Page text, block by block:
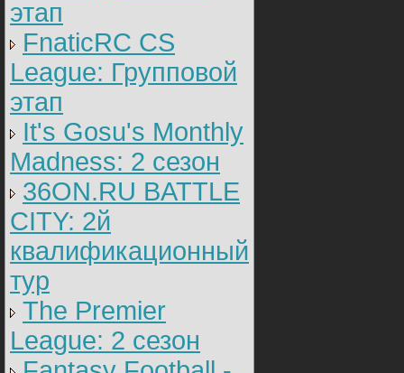
этап
FnaticRC CS
League: Групповой
этап
It's Gosu's Monthly
Madness: 2 сезон
36ON.RU BATTLE
CITY: 2й
квалификационный
тур
The Premier
League: 2 cезон